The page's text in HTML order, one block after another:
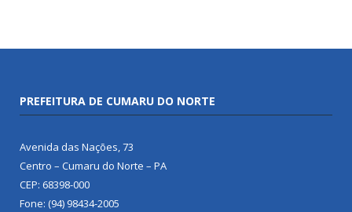
PREFEITURA DE CUMARU DO NORTE
Avenida das Nações, 73
Centro – Cumaru do Norte – PA
CEP: 68398-000
Fone: (94) 98434-2005